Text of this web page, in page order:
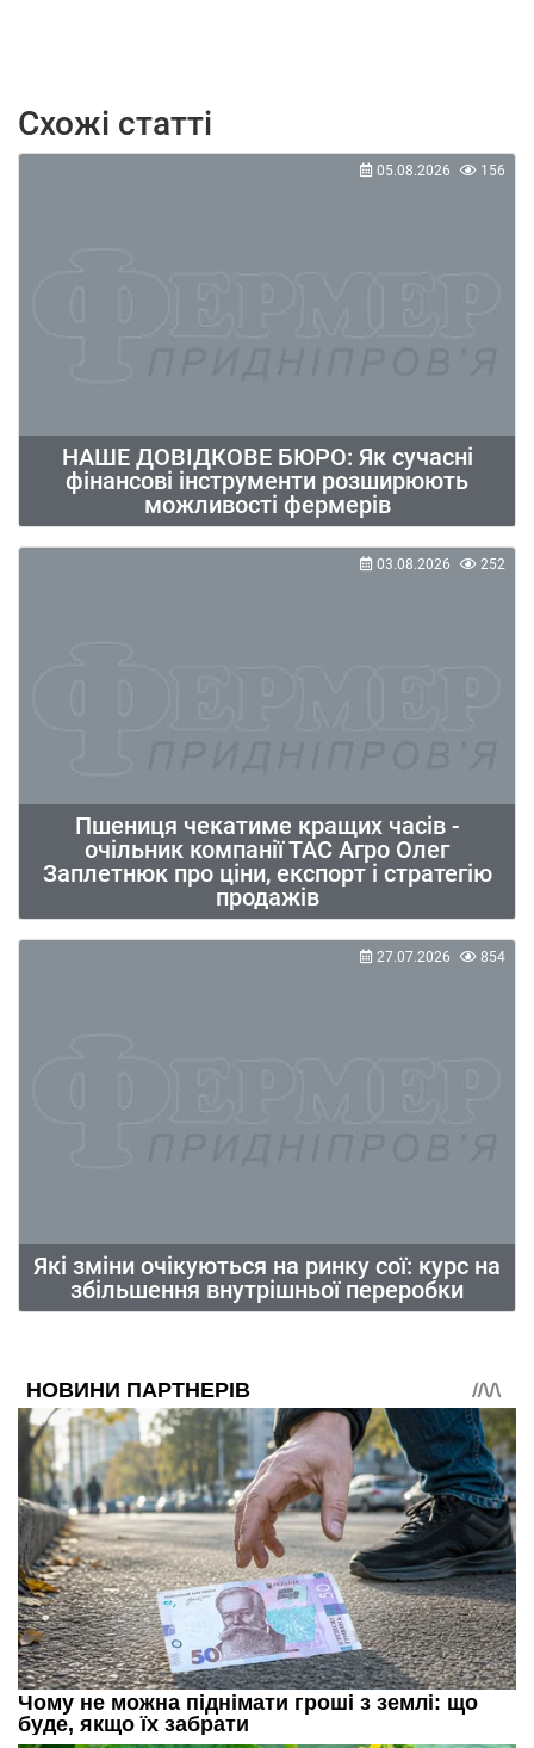
Схожі статті
НАШЕ ДОВІДКОВЕ БЮРО: Як сучасні
фінансові інструменти розширюють
можливості фермерів
05.08.2026 156
Пшениця чекатиме кращих часів -
очільник компанії ТАС Агро Олег
Заплетнюк про ціни, експорт і стратегію
продажів
03.08.2026 252
Які зміни очікуються на ринку сої: курс на
збільшення внутрішньої переробки
27.07.2026 854